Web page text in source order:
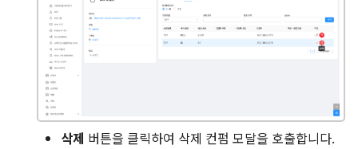
삭제 버튼을 클릭하여 삭제 컨펌 모달을 호출합니다.